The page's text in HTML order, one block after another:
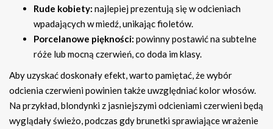
Rude kobiety: najlepiej prezentują się w odcieniach
wpadających w miedź, unikając fioletów.
Porcelanowe piękności: powinny postawić na subtelne
róże lub mocną czerwień, co doda im klasy.
Aby uzyskać doskonały efekt, warto pamiętać, że wybór
odcienia czerwieni powinien także uwzględniać kolor włosów.
Na przykład, blondynki z jasniejszymi odcieniami czerwieni będą
wyglądały świeżo, podczas gdy brunetki sprawiające wrażenie